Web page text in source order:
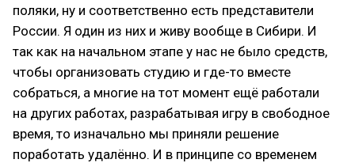
поляки, ну и соответственно есть представители
России. Я один из них и живу вообще в Сибири. И
так как на начальном этапе у нас не было средств,
чтобы организовать студию и где-то вместе
собраться, а многие на тот момент ещё работали
на других работах, разрабатывая игру в свободное
время, то изначально мы приняли решение
поработать удалённо. И в принципе со временем